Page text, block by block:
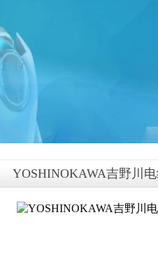
YOSHINOKAWA吉野川